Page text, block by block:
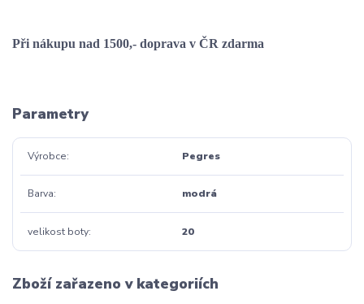
Při nákupu nad 1500,- doprava v ČR zdarma
Parametry
Výrobce Pegres
Barva modrá
velikost boty 20
Zboží zařazeno v kategoriích